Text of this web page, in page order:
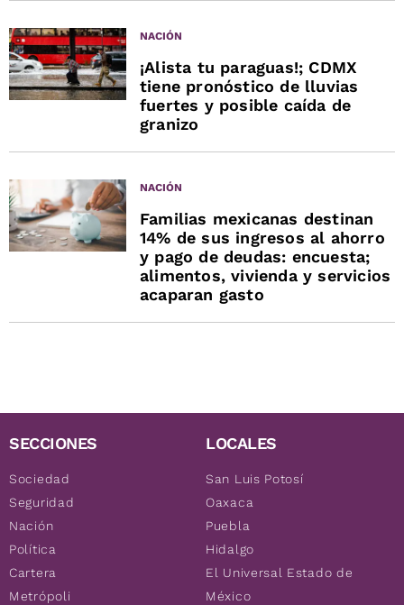
NACIÓN
¡Alista tu paraguas!; CDMX
tiene pronóstico de lluvias
fuertes y posible caída de
granizo
NACIÓN
Familias mexicanas destinan
14% de sus ingresos al ahorro
y pago de deudas: encuesta;
alimentos, vivienda y servicios
acaparan gasto
SECCIONES
Sociedad
Seguridad
Nación
Política
Cartera
Metrópoli
LOCALES
San Luis Potosí
Oaxaca
Puebla
Hidalgo
El Universal Estado de
México